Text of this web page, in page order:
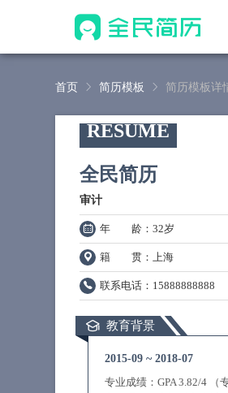
首页 简历模板 简历模板详
RESUME
全民简历
审计
年 龄 ：32岁
籍 贯 ：上海
联系电话 ：15888888888
教育背景
2015-09 ~ 2018-07
专业成绩：GPA 3.82/4 （